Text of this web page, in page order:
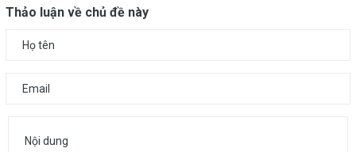
Thảo luận về chủ đề này